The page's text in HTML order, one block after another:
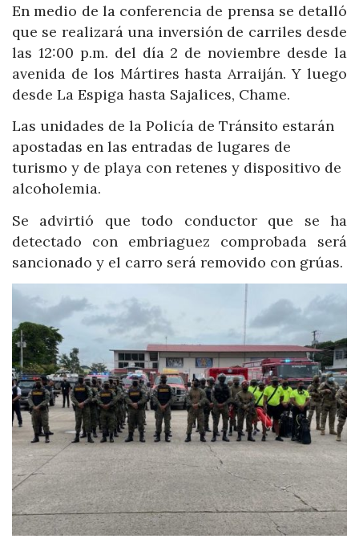
En medio de la conferencia de prensa se detalló
que se realizará una inversión de carriles desde
las 12:00 p.m. del día 2 de noviembre desde la
avenida de los Mártires hasta Arraiján. Y luego
desde La Espiga hasta Sajalices, Chame.
Las unidades de la Policía de Tránsito estarán
apostadas en las entradas de lugares de
turismo y de playa con retenes y dispositivo de
alcoholemia.
Se advirtió que todo conductor que se ha
detectado con embriaguez comprobada será
sancionado y el carro será removido con grúas.